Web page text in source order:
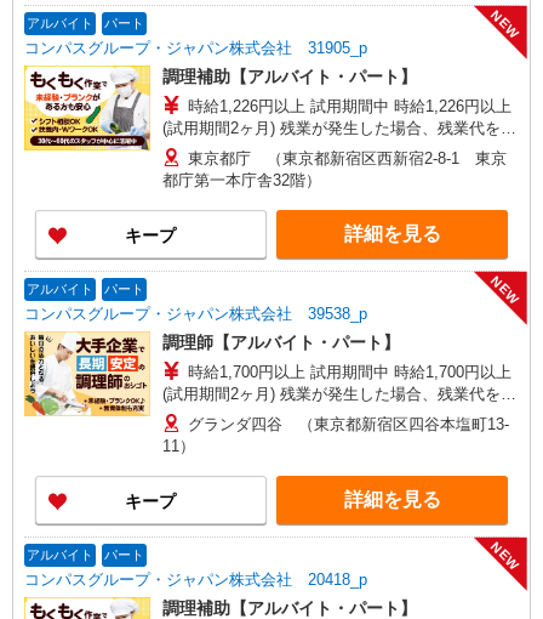
アルバイト パート
コンパスグループ・ジャパン株式会社 31905_p
NEW
調理補助【アルバイト・パート】
時給1,226円以上 試用期間中 時給1,226円以上
(試用期間2ヶ月) 残業が発生した場合、残業代を1
分単位で別途支給します。
東京都庁 （東京都新宿区西新宿2‐8‐1 東京
都庁第一本庁舎32階）
キープ 詳細を見る
アルバイト パート
コンパスグループ・ジャパン株式会社 39538_p
NEW
調理師【アルバイト・パート】
時給1,700円以上 試用期間中 時給1,700円以上
(試用期間2ヶ月) 残業が発生した場合、残業代を1
分単位で別途支給します。
グランダ四谷 （東京都新宿区四谷本塩町13-
11）
キープ 詳細を見る
アルバイト パート
コンパスグループ・ジャパン株式会社 20418_p
NEW
調理補助【アルバイト・パート】